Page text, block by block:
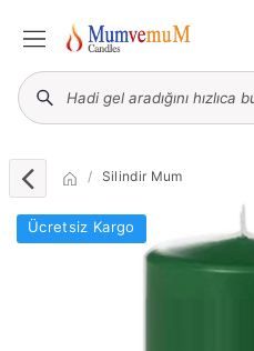
Silindir Mum
Ücretsiz Kargo